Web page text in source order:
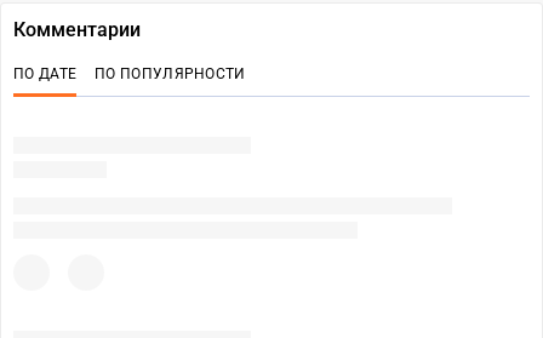
Комментарии
ПО ДАТЕ ПО ПОПУЛЯРНОСТИ